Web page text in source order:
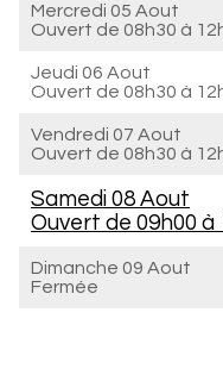
Mercredi 05 Aout
Ouvert de 08h30 à
Jeudi 06 Aout
Ouvert de 08h30 à
Vendredi 07 Aout
Ouvert de 08h30 à
Samedi 08 Aout
Ouvert de 09h00 à
Dimanche 09 Aout
Fermée